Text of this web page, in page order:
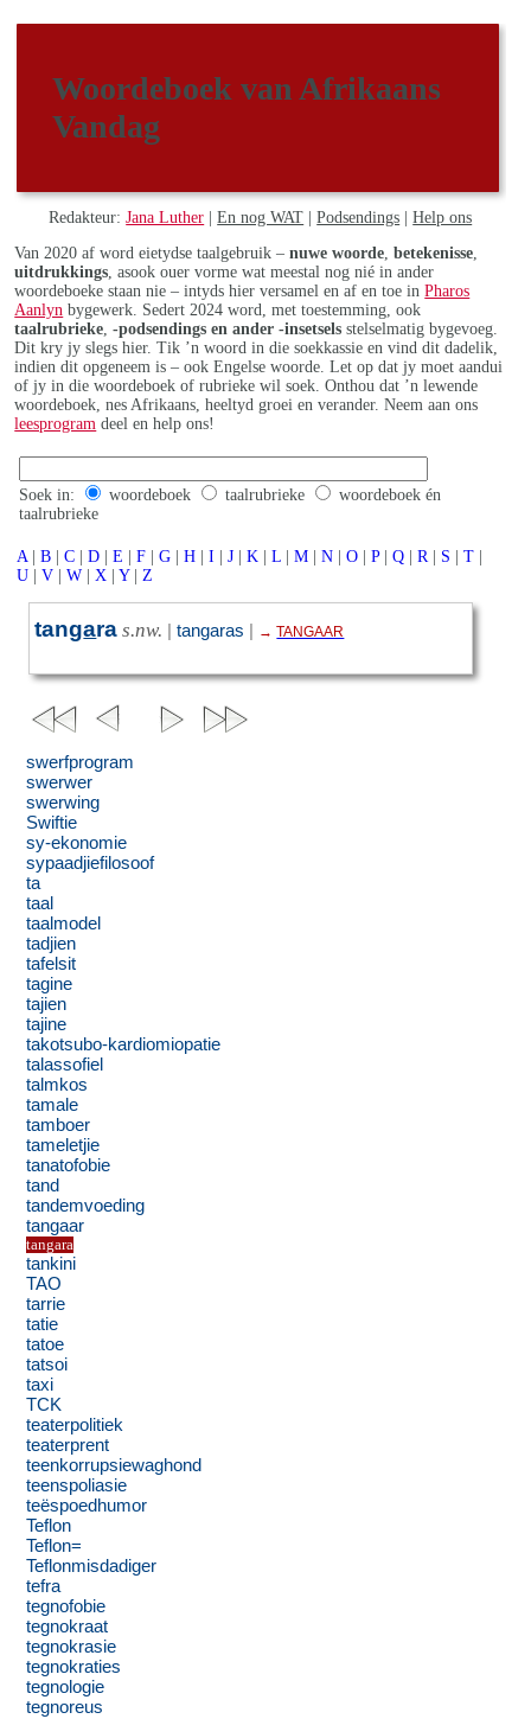
Woordeboek van Afrikaans
Vandag
Redakteur:Jana Luther |En nog WAT |Podsendings |Help ons
Van 2020 af word eietydse taalgebruik –nuwe woorde ,betekenisse
uitdrukkings , asook ouer vorme wat meestal nog nié in ander
woordeboeke staan nie – intyds hier versamel en af en toe inPharos
Aanlyn bygewerk. Sedert 2024 word, met toestemming, ook
taalrubrieke ,-podsendings en ander -insetsels stelselmatig bygevoeg.
Dit kry jy slegs hier. Tik ’n woord in die soekkassie en vind dit dadelik,
indien dit opgeneem is – ook Engelse woorde. Let op dat jy moet aandui
of jy in die woordeboek of rubrieke wil soek. Onthou dat ’n lewende
woordeboek, nes Afrikaans, heeltyd groei en verander. Neem aan ons
leesprogram deel en help ons!
Soek in: woordeboek taalrubrieke
woordeboek én
taalrubrieke
A | B | C | D | E | F | G | H | I | J | K | L | M | N | O | P | Q | R | S | T |
U | V | W | X | Y | Z
tangara s.nw. |tangaras | →TANGAAR
swerfprogram
swerwer
swerwing
Swiftie
sy-ekonomie
sypaadjiefilosoof
ta
taal
taalmodel
tadjien
tafelsit
tagine
tajien
tajine
takotsubo-kardiomiopatie
talassofiel
talmkos
tamale
tamboer
tameletjie
tanatofobie
tand
tandemvoeding
tangaar
tangara
tankini
TAO
tarrie
tatie
tatoe
tatsoi
taxi
TCK
teaterpolitiek
teaterprent
teenkorrupsiewaghond
teenspoliasie
teëspoedhumor
Teflon
Teflon=
Teflonmisdadiger
tefra
tegnofobie
tegnokraat
tegnokrasie
tegnokraties
tegnologie
tegnoreus